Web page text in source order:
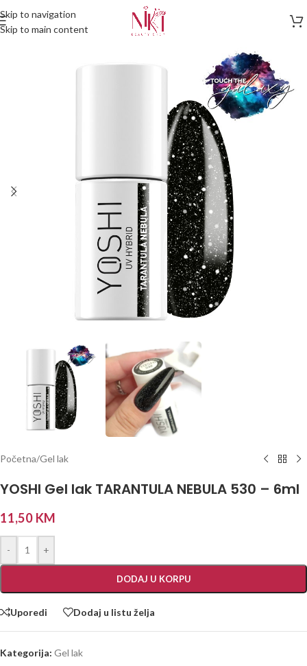
Skip to navigation
Skip to main content
Početna/Gel lak
YOSHI Gel lak TARANTULA NEBULA 530 – 6ml
11,50 KM
- +
DODAJ U KORPU
Uporedi Dodaj u listu želja
Kategorija: Gel lak